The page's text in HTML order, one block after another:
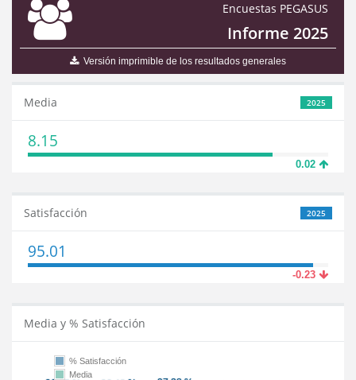
Encuestas PEGASUS
Informe 2025
Versión imprimible de los resultados generales
2025
Media
8.15
0.02
2025
Satisfacción
95.01
-0.23
Media y % Satisfacción
% Satisfacción
Media